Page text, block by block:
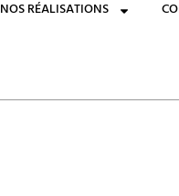
NOS RÉALISATIONS